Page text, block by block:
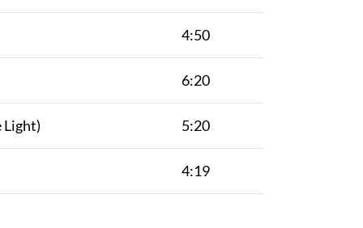
4:50
6:20
Light) 5:20
4:19